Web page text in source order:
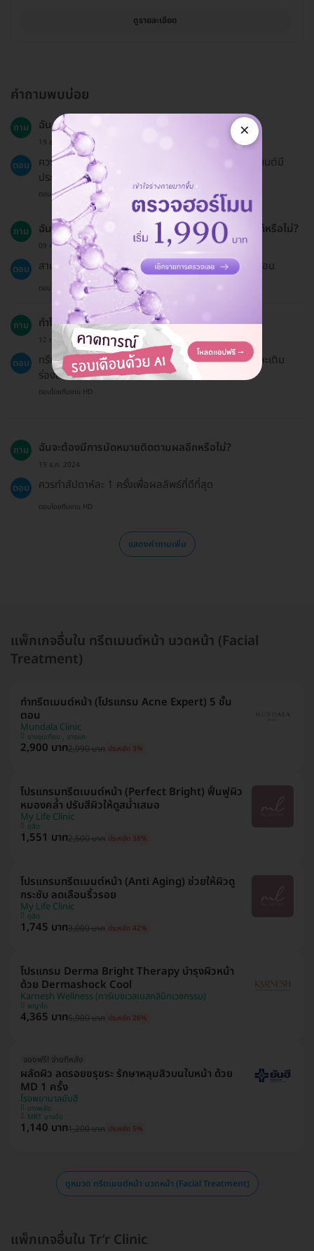
ดูรายละเอียด
คำถามพบบ่อย
ถาม ฉันควรเตรียมตัวอย่างไรบ้างก่อนรับบริการ?
19 ธ.ค. 2024
ตอบ
ควรงดใช้เครื่องสำอางในวันรับบริการเพื่อให้การทำทรีตเมนต์มี
ประสิทธิภาพสูงสุด
ตอบโดยทีมงาน HD
ถาม ฉันสามารถรวมการทำทรีตเมนต์นี้กับการรักษาอื่นๆ ได้หรือไม่?
09 ก.พ. 2024
ตอบ สามารถรวมกับการรักษาอื่นๆ ได้ แต่ควรปรึกษาแพทย์ก่อน
ตอบโดยทีมงาน HD
ถาม ทำไมฉันถึงควรทำทรีตเมนต์นี้?
12 ก.พ. 2023
ตอบ
ทรีตเมนต์นี้ช่วยให้ผิวหน้าดูกระชับขึ้น ลดเลือนริ้วรอย และเติม
ร่องลึก พร้อมช่วยผ่อนคลายความเครียด
ตอบโดยทีมงาน HD
ถาม ฉันจะต้องมีการนัดหมายติดตามผลอีกหรือไม่?
19 ธ.ค. 2024
ตอบ ควรทำสัปดาห์ละ 1 ครั้งเพื่อผลลัพธ์ที่ดีที่สุด
ตอบโดยทีมงาน HD
แสดงคำถามเพิ่ม
แพ็กเกจอื่นใน ทรีตเมนต์หน้า นวดหน้า (Facial
Treatment)
ทำทรีตเมนต์หน้า (โปรแกรม Acne Expert) 5 ขั้น
ตอน
Mundala Clinic
บางขุนเทียน , บางแค
2,900 บาท2,990 บาท ประหยัด 3%
โปรแกรมทรีตเมนต์หน้า (Perfect Bright) ฟื้นฟูผิว
หมองคล้ำ ปรับสีผิวให้ดูสม่ำเสมอ
My Life Clinic
ดุสิต
1,551 บาท2,500 บาท ประหยัด 38%
โปรแกรมทรีตเมนต์หน้า (Anti Aging) ช่วยให้ผิวดู
กระชับ ลดเลือนริ้วรอย
My Life Clinic
ดุสิต
1,745 บาท3,000 บาท ประหยัด 42%
โปรแกรม Derma Bright Therapy บำรุงผิวหน้า
ด้วย Dermashock Cool
Karnesh Wellness (การ์เนชเวลเนสคลินิกเวชกรรม)
พญาไท
4,365 บาท5,900 บาท ประหยัด 26%
จองฟรี! จ่ายทีหลัง
ผลัดผิว ลดรอยขรุขระ รักษาหลุมสิวบนใบหน้า ด้วย
MD 1 ครั้ง
โรงพยาบาลยันฮี
บางพลัด
MRT บางอ้อ
1,140 บาท1,200 บาท ประหยัด 5%
ดูหมวด ทรีตเมนต์หน้า นวดหน้า (Facial Treatment)
แพ็กเกจอื่นใน Tr’r Clinic
×